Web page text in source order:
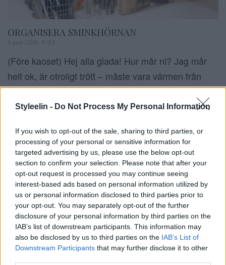
Styleelin - Do Not Process My Personal Information
If you wish to opt-out of the sale, sharing to third parties, or
processing of your personal or sensitive information for
targeted advertising by us, please use the below opt-out
section to confirm your selection. Please note that after your
opt-out request is processed you may continue seeing
interest-based ads based on personal information utilized by
us or personal information disclosed to third parties prior to
your opt-out. You may separately opt-out of the further
disclosure of your personal information by third parties on the
IAB’s list of downstream participants. This information may
also be disclosed by us to third parties on the IAB’s List of
Downstream Participants that may further disclose it to other
ORGANISERA SMINKHÖRNAN
5 juni 2018, 11:03
(Före kaoset) Hej alla glada! Hur mår ni? Jag mår
helt ok, är otroligt trött – måste vara värmen från
helgen. Jag blev måttligt glad när jag öppnade
dörren och skulle gå ut med hundarna i morse, det
tröja. Men hur som, jag […]